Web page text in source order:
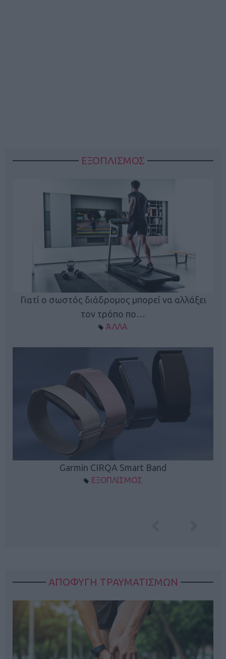
ΕΞΟΠΛΙΣΜΟΣ
Γιατί ο σωστός διάδρομος μπορεί να αλλάξει
τον τρόπο πο…
ΆΛΛΑ
Garmin CIRQA Smart Band
ΕΞΟΠΛΙΣΜΟΣ
ΑΠΟΦΥΓΗ ΤΡΑΥΜΑΤΙΣΜΩΝ